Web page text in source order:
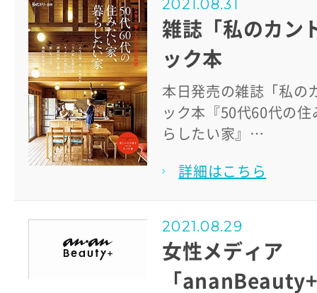
2021.08.31
雑誌「私のカン
ック本
本日発売の雑誌「私の
ック本『50代60代の住
らしたい家』…
詳細はこちら
2021.08.29
女性メディア
「